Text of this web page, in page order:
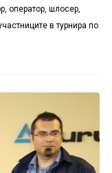
оператор, шлосер,
в турнира по